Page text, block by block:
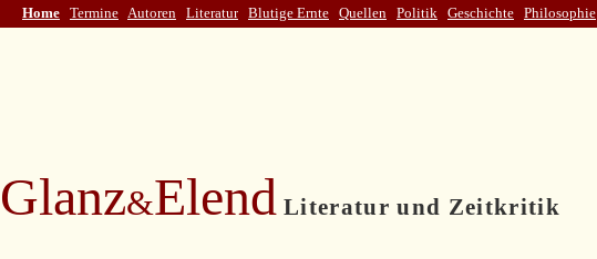
Home Termine Autoren Literatur Blutige Ernte Quellen Politik Geschichte Philosophie
Glanz&Elend Literatur und Zeitkritik